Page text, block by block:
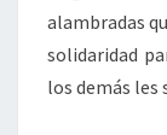
alambradas
solidaridad
los demás les